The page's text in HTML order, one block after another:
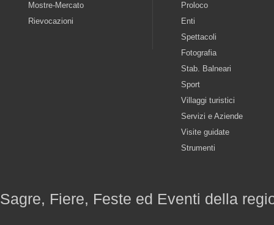
Mostre-Mercato
Rievocazioni
Proloco
Enti
Spettacoli
Fotografia
Stab. Balneari
Sport
Villaggi turistici
Servizi e Aziende
Visite guidate
Strumenti
Sagre, Fiere, Feste ed Eventi della